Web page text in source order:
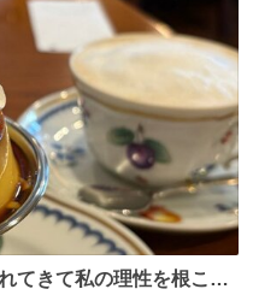
てきて私の理性を根こそ